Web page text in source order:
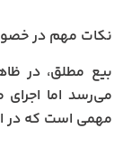
نکات مهم در
بیع مطلق، در
می‌رسد اما اجرای
مهمی است که در